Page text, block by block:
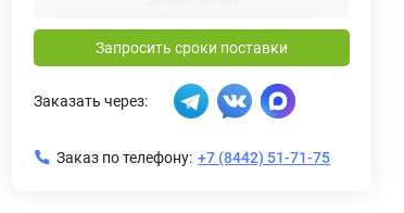
Запросить сроки поставки
Заказать через:
Заказ по телефону: +7 (8442) 51-71-75